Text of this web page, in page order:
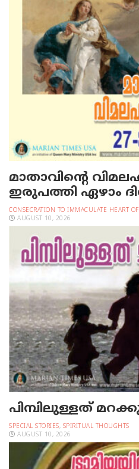
മാതാവിന്റെ
ഇരുപത്തി ഏഴാം
CONSECRATION TO IMMACULATE HEART
AUGUST 10, 2026
പിമ്പിലുള്ളത്
SPECIAL STORIES, SPIRITUAL THOUGHTS
AUGUST 10, 2026